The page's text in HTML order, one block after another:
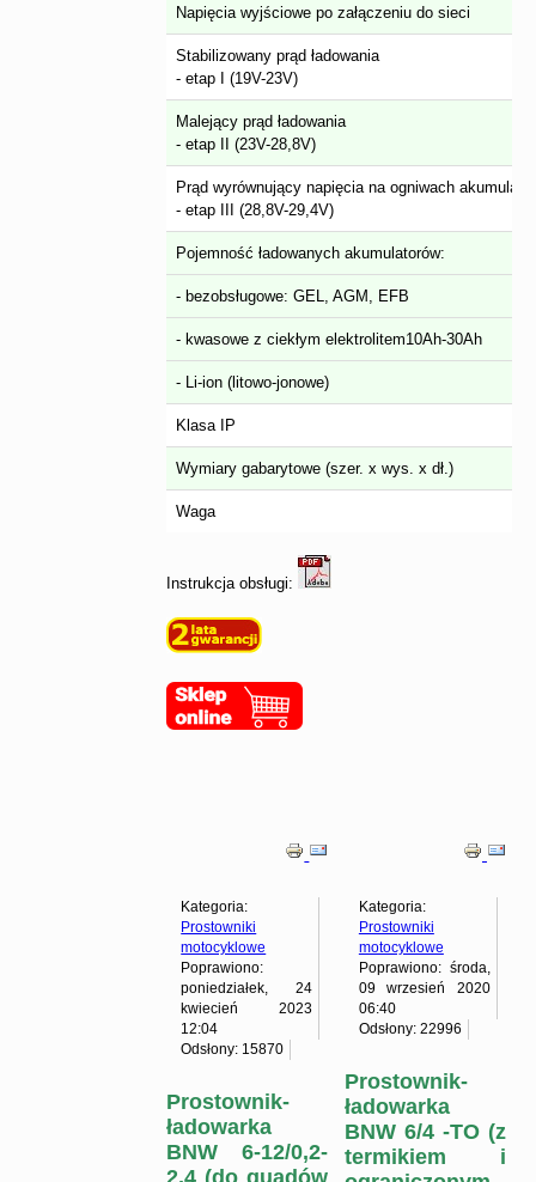
Napięcia wyjściowe po załączeniu do sieci
Stabilizowany prąd ładowania
- etap I (19V-23V)
Malejący prąd ładowania
- etap II (23V-28,8V)
Prąd wyrównujący napięcia na ogniwach
- etap III (28,8V-29,4V)
Pojemność ładowanych akumulatorów:
- bezobsługowe: GEL, AGM, EFB
- kwasowe z ciekłym elektrolitem10Ah-30Ah
- Li-ion (litowo-jonowe)
Klasa IP
Wymiary gabarytowe (szer. x wys. x dł.)
Waga
Instrukcja obsługi:
Kategoria:
Prostowniki
motocyklowe
Poprawiono:
poniedziałek, 24
kwiecień 2023
12:04
Odsłony: 15870
Prostownik-
ładowarka
BNW 6-12/0,2-
2,4 (do quadów
Kategoria:
Prostowniki
motocyklowe
Poprawiono: środa,
09 wrzesień 2020
06:40
Odsłony: 22996
Prostownik-
ładowarka
BNW 6/4 -TO (z
termikiem i